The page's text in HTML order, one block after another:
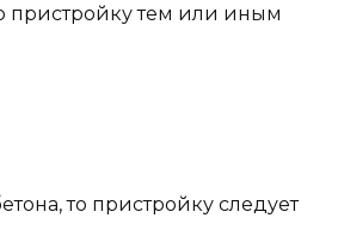
пристройку тем или иным
то пристройку следует